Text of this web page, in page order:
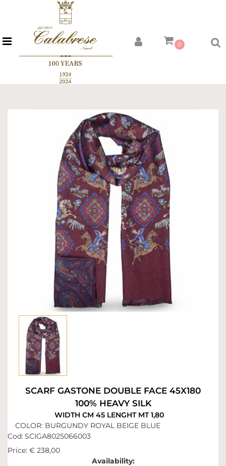
Open menu 0
SCARF GASTONE DOUBLE FACE 45X180
100% HEAVY SILK
WIDTH CM 45 LENGHT MT 1,80
COLOR: BURGUNDY ROYAL BEIGE BLUE
Cod:SCIGA8025066003
Price: € 238,00
Availability: